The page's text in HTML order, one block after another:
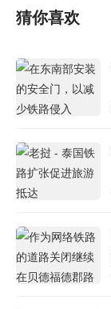
猜你喜欢